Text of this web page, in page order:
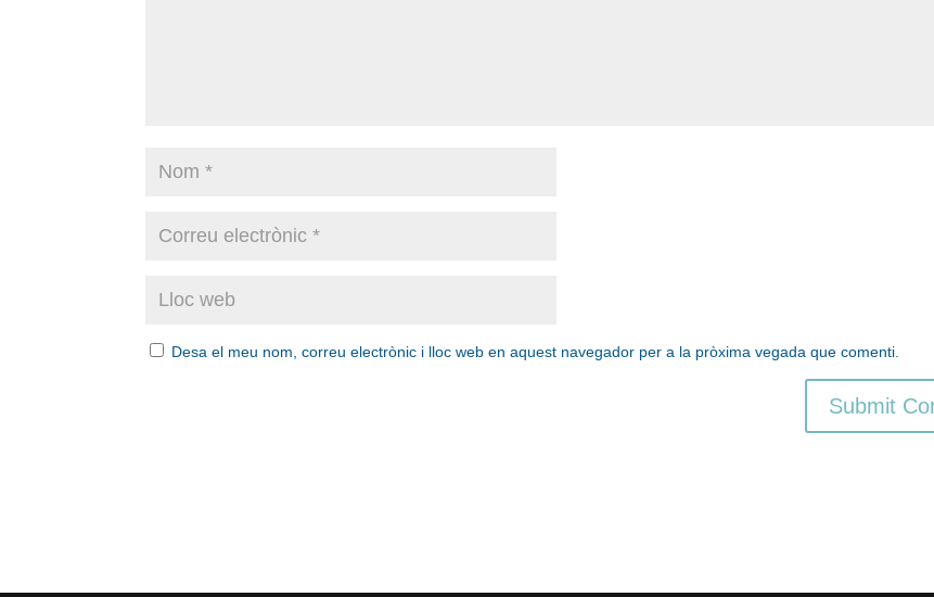
Desa el meu nom, correu electrònic i lloc web en aquest navegador per a la pròxima vegada que comenti.